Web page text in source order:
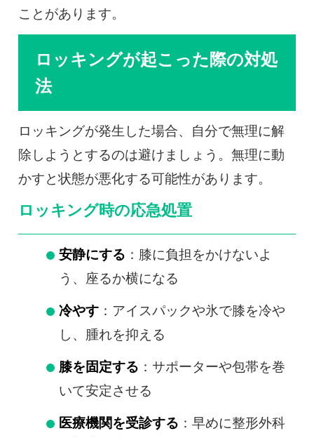
ことがあります。
ロッキングが起こった際の対処
法
ロッキングが発生した場合、自分で無理に解
除しようとするのは避けましょう。無理に動
かすと状態が悪化する可能性があります。
ロッキング時の応急処置
安静にする ：膝に負担をかけないよ
う、座るか横になる
冷やす：アイスパックや氷で膝を冷や
し、腫れを抑える
膝を固定する ：サポーターや包帯を巻
いて安定させる
医療機関を受診する ：早めに整形外科